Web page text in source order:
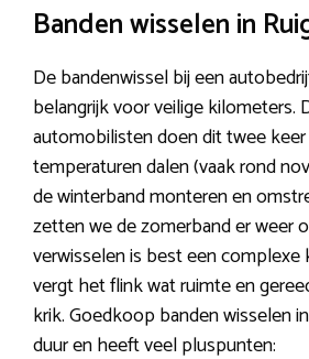
Banden wisselen in
De bandenwissel bij een
belangrijk voor veilige kilometers.
automobilisten doen dit twee keer
temperaturen dalen (vaak rond
de winterband monteren en
zetten we de zomerband er weer
verwisselen is best een complexe
vergt het flink wat ruimte en
krik. Goedkoop banden wisselen
duur en heeft veel pluspunten: